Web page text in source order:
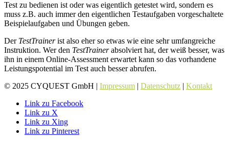
Test zu bedienen ist oder was eigentlich getestet wird, sondern es
muss z.B. auch immer den eigentlichen Testaufgaben vorgeschaltete
Beispielaufgaben und Übungen geben.
Der TestTrainerist also eher so etwas wie eine sehr umfangreiche
Instruktion. Wer den TestTrainerabsolviert hat, der weiß besser, was
ihn in einem Online-Assessment erwartet kann so das vorhandene
Leistungspotential im Test auch besser abrufen.
© 2025 CYQUEST GmbH | Impressum | Datenschutz | Kontakt
Link zu Facebook
Link zu X
Link zu Xing
Link zu Pinterest